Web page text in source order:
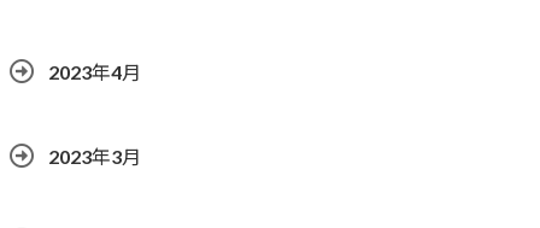
2023年4月
2023年3月